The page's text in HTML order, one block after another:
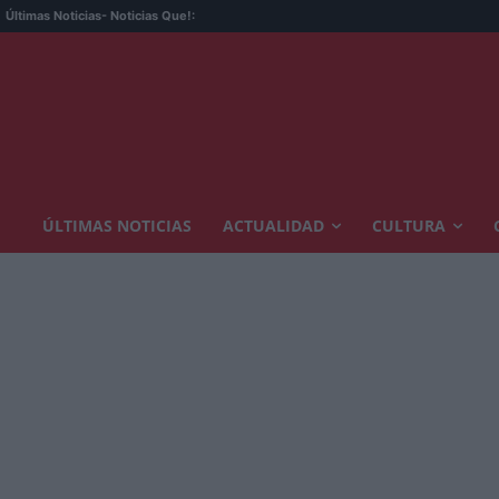
Últimas Noticias- Noticias Que!:
ÚLTIMAS NOTICIAS ACTUALIDAD CULTURA